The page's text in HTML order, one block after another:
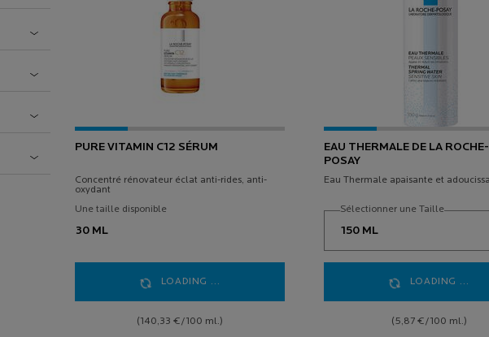
PURE VITAMIN C12 SÉRUM
Concentré rénovateur éclat anti-rides, anti-
oxydant
Une taille disponible
30 ML
LOADING ...
(140,33 €/100 ml.)
EAU THERMALE DE LA ROCHE-
POSAY
Eau Thermale apaisante et
Sélectionner une Taille
LOADING ...
(5,87 €/100 ml.)